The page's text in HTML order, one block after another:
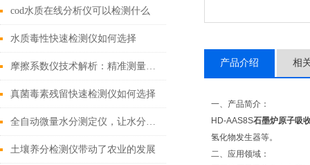
cod水质在线分析仪可以检测什么
水质毒性快速检测仪如何选择
摩擦系数仪技术解析：精准测量背后的科学与工程逻辑
真菌毒素残留快速检测仪如何选择
全自动微量水分测定仪，让水分检测变的更快捷
土壤养分检测仪带动了农业的发展
产品介绍 相
一、产品简介：
HD-AAS8S石墨炉原子吸
氢化物发生器等。
二、应用领域：